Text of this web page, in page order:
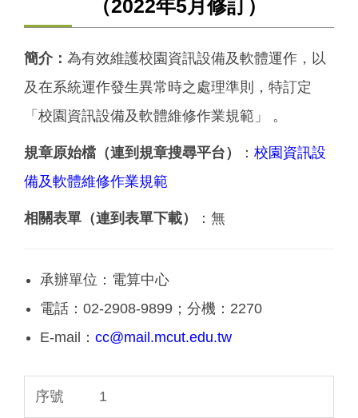
（2022年5月修訂）
簡介： 為有效維護校園資訊設備及軟體運作，以
及在系統運作發生異常時之處理準則，特訂定
「校園資訊設備及軟體維修作業規範」 。
規章原始檔（連到規章搜尋平台） ： 校園資訊設
備及軟體維修作業規範
相關表單（連到表單下載） ：無
承辦單位：電算中心
電話：02-2908-9899；分機：2270
E-mail： cc@mail.mcut.edu.tw
1